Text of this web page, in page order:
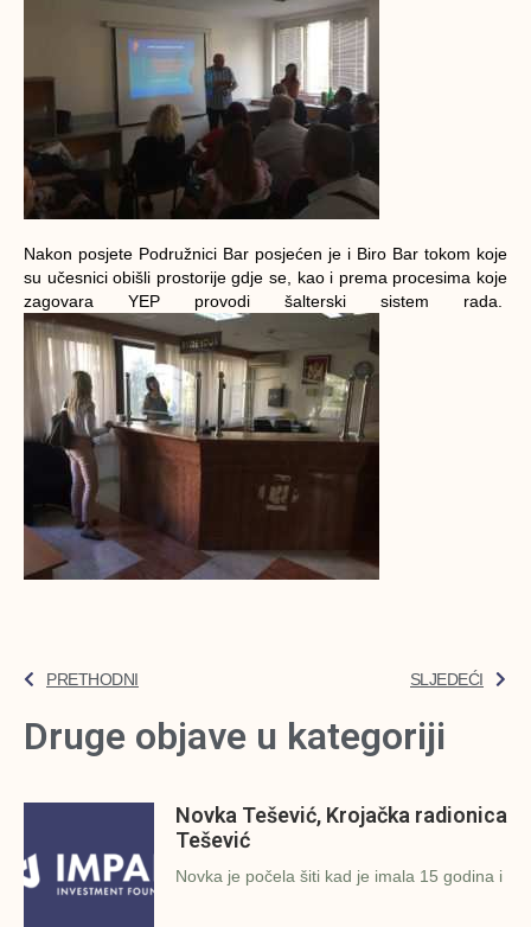
Nakon posjete Podružnici Bar posjećen je i Biro Bar tokom koje
su učesnici obišli prostorije gdje se, kao i prema procesima koje
zagovara YEP provodi šalterski sistem rada.
PRETHODNI SLJEDEĆI
Druge objave u kategoriji
Novka Tešević, Krojačka radionica
Tešević
Novka je počela šiti kad je imala 15 godina i